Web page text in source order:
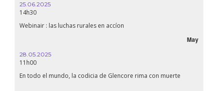
25.06.2025
14h30
Webinair : las luchas rurales en accíon
May
28.05.2025
11h00
En todo el mundo, la codicia de Glencore rima con muerte